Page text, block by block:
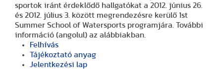
sportok iránt érdeklődő hallgatókat a 2012. június 26.
és 2012. július 3. között megrendezésre kerülő 1st
Summer School of Watersports programjára. További
információ (angolul) az alábbiakban.
Felhívás
Tájékoztató anyag
Jelentkezési lap